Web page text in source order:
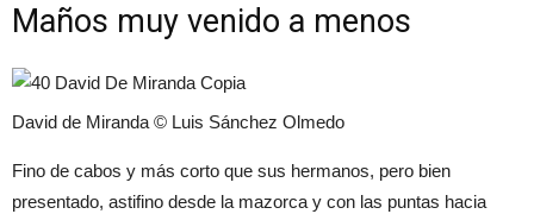
Maños muy venido a menos
David de Miranda © Luis Sánchez Olmedo
Fino de cabos y más corto que sus hermanos, pero bien
presentado, astifino desde la mazorca y con las puntas hacia